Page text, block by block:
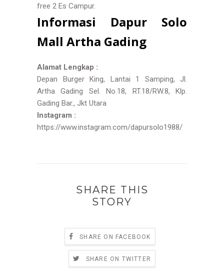
free 2 Es Campur.
Informasi Dapur Solo
Mall Artha Gading
Alamat Lengkap :
Depan Burger King, Lantai 1 Samping, Jl.
Artha Gading Sel. No.18, RT.18/RW.8, Klp.
Gading Bar., Jkt Utara
Instagram :
https://www.instagram.com/dapursolo1988/
SHARE THIS
STORY
SHARE ON FACEBOOK
SHARE ON TWITTER